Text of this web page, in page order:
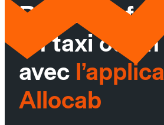
Réservez
un taxi ou
avec
Allocab